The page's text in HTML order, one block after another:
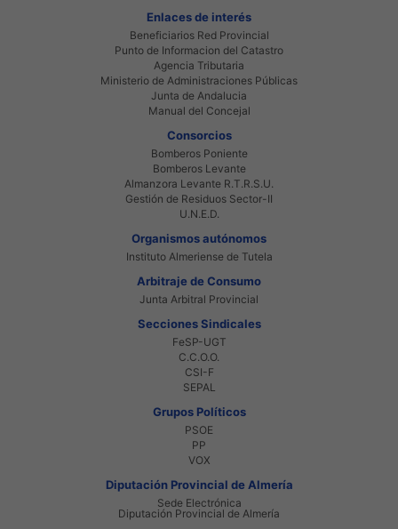
Enlaces de interés
Beneficiarios Red Provincial
Punto de Informacion del Catastro
Agencia Tributaria
Ministerio de Administraciones Públicas
Junta de Andalucia
Manual del Concejal
Consorcios
Bomberos Poniente
Bomberos Levante
Almanzora Levante R.T.R.S.U.
Gestión de Residuos Sector-II
U.N.E.D.
Organismos autónomos
Instituto Almeriense de Tutela
Arbitraje de Consumo
Junta Arbitral Provincial
Secciones Sindicales
FeSP-UGT
C.C.O.O.
CSI-F
SEPAL
Grupos Políticos
PSOE
PP
VOX
Diputación Provincial de Almería
Sede Electrónica
Diputación Provincial de Almería